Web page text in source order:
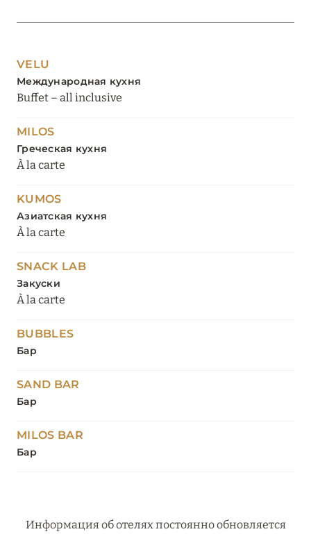
VELU
Международная кухня
Buffet – all inclusive
MILOS
Греческая кухня
À la carte
KUMOS
Азиатская кухня
À la carte
SNACK LAB
Закуски
À la carte
BUBBLES
Бар
SAND BAR
Бар
MILOS BAR
Бар
Информация об отелях постоянно обновляется